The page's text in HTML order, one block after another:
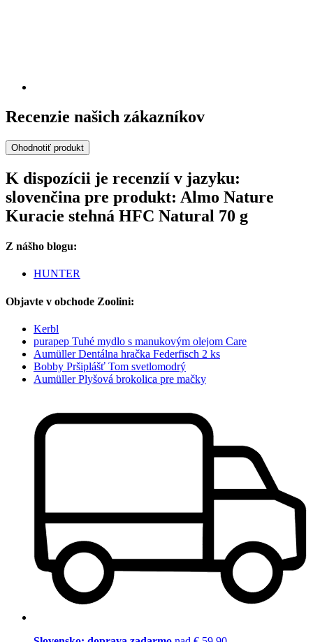
Recenzie našich zákazníkov
Ohodnotiť produkt
K dispozícii je recenzií v jazyku:
slovenčina pre produkt: Almo Nature
Kuracie stehná HFC Natural 70 g
Z nášho blogu:
HUNTER
Objavte v obchode Zoolini:
Kerbl
purapep Tuhé mydlo s manukovým olejom Care
Aumüller Dentálna hračka Federfisch 2 ks
Bobby Pršiplášť Tom svetlomodrý
Aumüller Plyšová brokolica pre mačky